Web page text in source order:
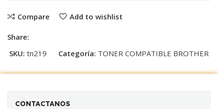
Compare Add to wishlist
Share:
SKU: tn219 Categoría: TONER COMPATIBLE BROTHER
CONTACTANOS